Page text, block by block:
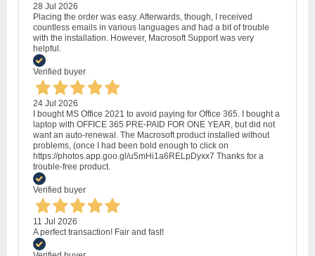
28 Jul 2026
Placing the order was easy. Afterwards, though, I received
countless emails in various languages and had a bit of trouble
with the installation. However, Macrosoft Support was very
helpful.
Verified buyer
24 Jul 2026
I bought MS Office 2021 to avoid paying for Office 365. I bought a
laptop with OFFICE 365 PRE-PAID FOR ONE YEAR, but did not
want an auto-renewal. The Macrosoft product installed without
problems, (once I had been bold enough to click on
https://photos.app.goo.gl/u5mHi1a6RELpDyxx7 Thanks for a
trouble-free product.
Verified buyer
11 Jul 2026
A perfect transaction! Fair and fast!